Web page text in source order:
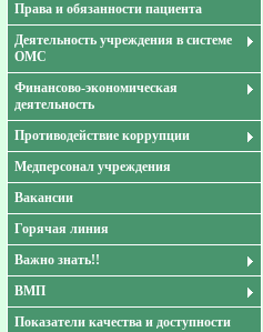
Права и обязанности пациента
Деятельность учреждения в системе
ОМС
Финансово-экономическая
деятельность
Противодействие коррупции
Медперсонал учреждения
Вакансии
Горячая линия
Важно знать!!
ВМП
Показатели качества и доступности